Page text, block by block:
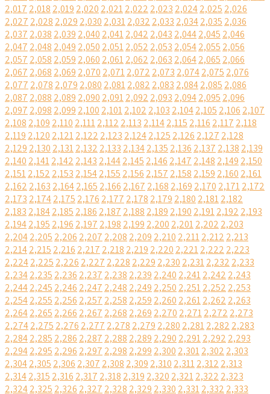
2,017 2,018 2,019 2,020 2,0212,022 2,023 2,0242,025 2,026
2,027 2,028 2,029 2,030 2,0312,032 2,033 2,0342,035 2,036
2,037 2,038 2,039 2,040 2,0412,042 2,043 2,0442,045 2,046
2,047 2,048 2,049 2,050 2,0512,052 2,053 2,0542,055 2,056
2,057 2,058 2,059 2,060 2,0612,062 2,063 2,0642,065 2,066
2,067 2,068 2,069 2,070 2,0712,072 2,073 2,0742,075 2,076
2,077 2,078 2,079 2,080 2,0812,082 2,083 2,0842,085 2,086
2,087 2,088 2,089 2,090 2,0912,092 2,093 2,0942,095 2,096
2,097 2,098 2,099 2,100 2,1012,102 2,103 2,1042,105 2,106 2,107
2,108 2,109 2,110 2,1112,112 2,113 2,1142,115 2,116 2,117 2,118
2,119 2,120 2,1212,122 2,123 2,1242,125 2,126 2,127 2,128
2,129 2,130 2,1312,132 2,133 2,1342,135 2,136 2,137 2,138 2,139
2,140 2,1412,142 2,143 2,1442,145 2,146 2,147 2,148 2,149 2,150
2,1512,152 2,153 2,1542,155 2,156 2,157 2,158 2,159 2,160 2,161
2,162 2,163 2,1642,165 2,166 2,167 2,168 2,169 2,170 2,1712,172
2,173 2,1742,175 2,176 2,177 2,178 2,179 2,180 2,1812,182
2,183 2,1842,185 2,186 2,187 2,188 2,189 2,190 2,1912,192 2,193
2,1942,195 2,196 2,197 2,198 2,199 2,200 2,2012,202 2,203
2,2042,205 2,206 2,207 2,208 2,209 2,210 2,2112,212 2,213
2,2142,215 2,216 2,217 2,218 2,219 2,220 2,2212,222 2,223
2,2242,225 2,226 2,227 2,228 2,229 2,230 2,2312,232 2,233
2,2342,235 2,236 2,237 2,238 2,239 2,240 2,2412,242 2,243
2,2442,245 2,246 2,247 2,248 2,249 2,250 2,2512,252 2,253
2,2542,255 2,256 2,257 2,258 2,259 2,260 2,2612,262 2,263
2,2642,265 2,266 2,267 2,268 2,269 2,270 2,2712,272 2,273
2,2742,275 2,276 2,277 2,278 2,279 2,280 2,2812,282 2,283
2,2842,285 2,286 2,287 2,288 2,289 2,290 2,2912,292 2,293
2,2942,295 2,296 2,297 2,298 2,299 2,300 2,3012,302 2,303
2,3042,305 2,306 2,307 2,308 2,309 2,310 2,3112,312 2,313
2,3142,315 2,316 2,317 2,318 2,319 2,320 2,3212,322 2,323
2,3242,325 2,326 2,327 2,328 2,329 2,330 2,3312,332 2,333